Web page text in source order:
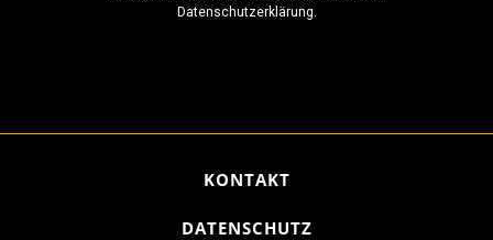
KONTAKT
DATENSCHUTZ